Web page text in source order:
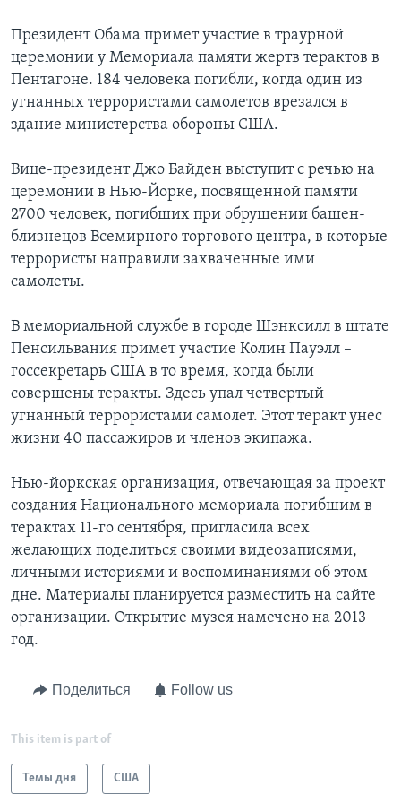
Learning English
СОЦИАЛЬНЫЕ СЕТИ
Языки
Президент Обама примет участие в траурной
церемонии у Мемориала памяти жертв терактов в
Пентагоне. 184 человека погибли, когда один из
угнанных террористами самолетов врезался в
здание министерства обороны США.
Вице-президент Джо Байден выступит с речью на
церемонии в Нью-Йорке, посвященной памяти
2700 человек, погибших при обрушении башен-
близнецов Всемирного торгового центра, в которые
террористы направили захваченные ими
самолеты.
В мемориальной службе в городе Шэнксилл в штате
Пенсильвания примет участие Колин Пауэлл –
госсекретарь США в то время, когда были
совершены теракты. Здесь упал четвертый
угнанный террористами самолет. Этот теракт унес
жизни 40 пассажиров и членов экипажа.
Нью-йоркская организация, отвечающая за проект
создания Национального мемориала погибшим в
терактах 11-го сентября, пригласила всех
желающих поделиться своими видеозаписями,
личными историями и воспоминаниями об этом
дне. Материалы планируется разместить на сайте
организации. Открытие музея намечено на 2013
год.
Поделиться Follow us
This item is part of
Темы дня США